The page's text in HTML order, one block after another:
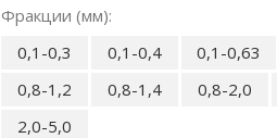
Фракции (мм):
0,1-0,3
0,1-0,4 0,1-0,63
0,8-1,2
0,8-1,4 0,8-2,0
2,0-5,0